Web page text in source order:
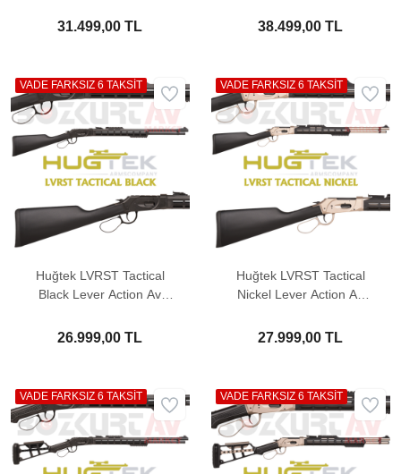
31.499,00 TL 38.499,00 TL
Huğtek LVRST Tactical
Black Lever Action Av
26.999,00 TL
VADE FARKSIZ 6 TAKSİT
Huğtek LVRST Tactical
Nickel Lever Action Av
27.999,00 TL
VADE FARKSIZ 6 TAKSİT
VADE FARKSIZ 6 TAKSİT VADE FARKSIZ 6 TAKSİT